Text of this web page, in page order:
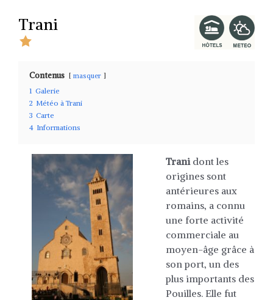
Trani
Contenus masquer
1 Galerie
2 Météo à Trani
3 Carte
4 Informations
Trani dont les
origines sont
antérieures aux
romains, a connu
une forte activité
commerciale au
moyen-âge grâce à
son port, un des
plus importants des
Pouilles. Elle fut